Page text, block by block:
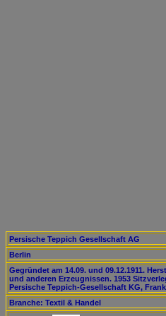
Persische Teppich Gesellschaft AG
Berlin
Gegründet am 14.09. und 09.12.1911.
und anderen Erzeugnissen. 1953
Persische Teppich-Gesellschaft KG,
Branche: Textil & Handel